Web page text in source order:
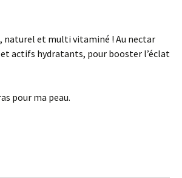
naturel et multi vitaminé ! Au nectar
actifs hydratants, pour booster l’éclat
pour ma peau.